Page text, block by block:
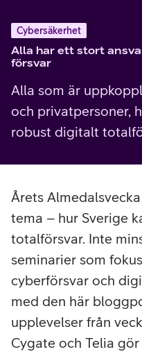
Cybersäkerhet
Alla har ett stort
försvar
Alla som är
och privatpersoner,
robust digitalt
Årets
tema – hur Sverige
totalförsvar. Inte
seminarier som
cyberförsvar och
med den här
upplevelser från
Cygate och Telia